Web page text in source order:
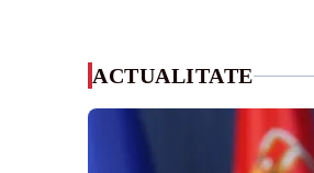
ACTUALITATE